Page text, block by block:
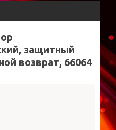
защитный
возврат, 66064